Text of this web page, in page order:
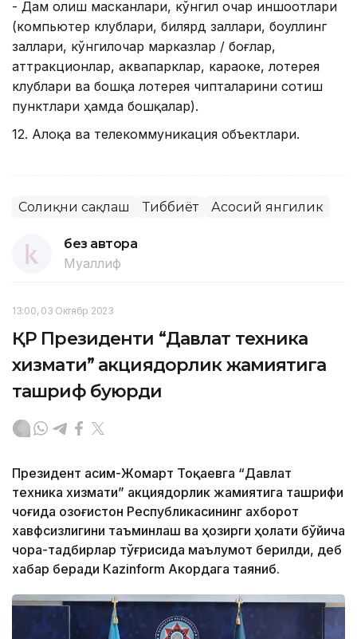
- Дам олиш масканлари, кўнгил очар иншоотлари
(компьютер клублари, билярд заллари, боуллинг
заллари, кўнгилочар марказлар / боғлар,
аттракционлар, аквапарклар, караоке, лотерея
клублари ва бошқа лотерея чипталарини сотиш
пунктлари ҳамда бошқалар).
12. Алоқа ва телекоммуникация объектлари.
Соғлиқни сақлаш Тиббиёт Асосий янгилик
без автора
Муаллиф
13:00, 03 Октябр 2023
ҚР Президенти “Давлат техника
хизмати” акциядорлик жамиятига
ташриф буюрди
Президент Қасим-Жомарт Тоқаевга “Давлат
техника хизмати” акциядорлик жамиятига ташрифи
чоғида Қозоғистон Республикасининг ахборот
хавфсизлигини таъминлаш ва ҳозирги ҳолати бўйича
чора-тадбирлар тўғрисида маълумот берилди, деб
хабар беради Каzinform Акордага таяниб.